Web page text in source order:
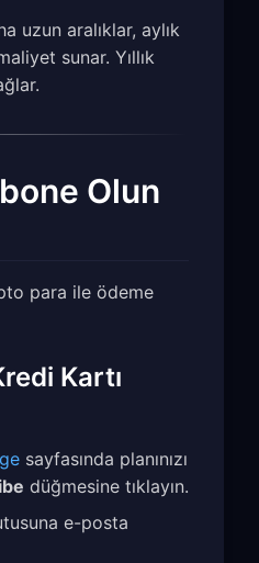
uzun aralıklar, aylık
sunar. Yıllık
Olun
para ile ödeme
Kartı
sayfasında planınızı
düğmesine tıklayın.
e-posta